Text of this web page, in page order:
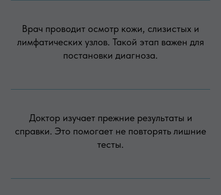
Врач проводит осмотр кожи, слизистых и
лимфатических узлов. Такой этап важен для
постановки диагноза.
Доктор изучает прежние результаты и
справки. Это помогает не повторять лишние
тесты.